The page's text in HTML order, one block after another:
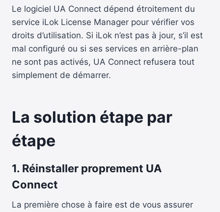
Le logiciel UA Connect dépend étroitement du
service iLok License Manager pour vérifier vos
droits d’utilisation. Si iLok n’est pas à jour, s’il est
mal configuré ou si ses services en arrière-plan
ne sont pas activés, UA Connect refusera tout
simplement de démarrer.
La solution étape par
étape
1. Réinstaller proprement UA
Connect
La première chose à faire est de vous assurer